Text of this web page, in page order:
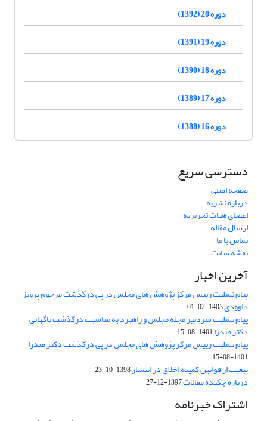
دوره 20 (1392)
دوره 19 (1391)
دوره 18 (1390)
دوره 17 (1389)
دوره 16 (1388)
دسترسی سریع
صفحه اصلی
درباره نشریه
اعضای هیات تحریریه
ارسال مقاله
تماس با ما
نقشه سایت
آخرین اخبار
پیام تسلیت رییس مرکز پژوهش های مجلس در پی درگذشت مرحوم پرویز
داوودی1403-02-01
پیام تسلیت سردبیر مجله مجلس و راهبرد به مناسبت درگذشت ناگهانی
دکتر صدرا1401-08-15
پیام تسلیت رییس مرکز پژوهش های مجلس در پی درگذشت دکتر صدرا
1401-08-15
تبعیت از قوانین کمیته اخلاق در انتشار1398-10-23
درباره چکیده مقالات1397-12-27
اشتراک خبرنامه